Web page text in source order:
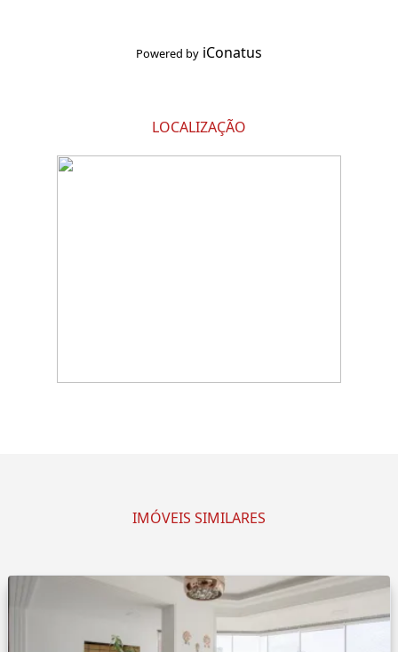
Powered by iConatus
LOCALIZAÇÃO
IMÓVEIS SIMILARES